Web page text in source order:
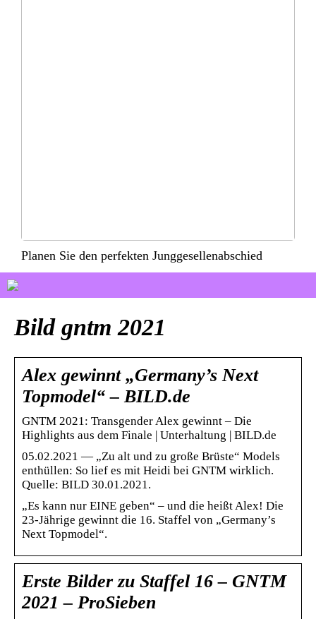
Planen Sie den perfekten Junggesellenabschied
Bild gntm 2021
Alex gewinnt „Germany’s Next
Topmodel“ – BILD.de
GNTM 2021: Transgender Alex gewinnt – Die
Highlights aus dem Finale | Unterhaltung | BILD.de
05.02.2021 — „Zu alt und zu große Brüste“ Models
enthüllen: So lief es mit Heidi bei GNTM wirklich.
Quelle: BILD 30.01.2021.
„Es kann nur EINE geben“ – und die heißt Alex! Die
23-Jährige gewinnt die 16. Staffel von „Germany’s
Next Topmodel“.
Erste Bilder zu Staffel 16 – GNTM
2021 – ProSieben